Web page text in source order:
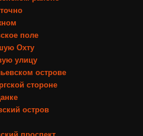
поле
Охту
улицу
острове
стороне
остров